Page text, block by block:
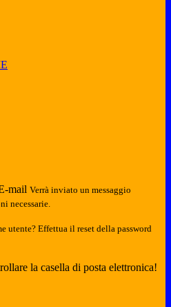
mail Verrà inviato un messaggio
necessarie.
utente? Effettua il reset della password
la casella di posta elettronica!